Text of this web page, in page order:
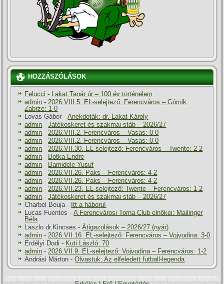
HOZZÁSZÓLÁSOK
Felucci - Lakat Tanár úr – 100 év történelem
admin -2026.VIII.5. EL-selejtező: Ferencváros – Górnik
Zabrze: 1-0
Lovas Gábor -Anekdoták: dr. Lakat Károly
admin -Játékoskeret és szakmai stáb – 2026/27
admin -2026.VIII.2. Ferencváros – Vasas: 0-0
admin -2026.VIII.2. Ferencváros – Vasas: 0-0
admin -2026.VII.30. EL-selejtező: Ferencváros – Twente: 2-2
admin - Botka Endre
admin - Bamidele Yusuf
admin -2026.VII.26. Paks – Ferencváros: 4-2
admin -2026.VII.26. Paks – Ferencváros: 4-2
admin -2026.VII.23. EL-selejtező: Twente – Ferencváros: 1-2
admin -Játékoskeret és szakmai stáb – 2026/27
Charbel Bouja- Itt a háboru!
Lucas Fuentes -A Ferencvárosi Torna Club elnökei: Mailinger
Béla
Laszlo dr.Kincses -Átigazolások – 2026/27 (nyár)
admin -2026.VII.16. EL-selejtező: Ferencváros – Vojvodina: 3-0
Erdélyi Dodi - Kuti László: 70
admin -2026.VII.9. EL-selejtező: Vojvodina – Ferencváros: 1-2
Andrási Márton -Olvastuk: Az elfeledett futball-legenda